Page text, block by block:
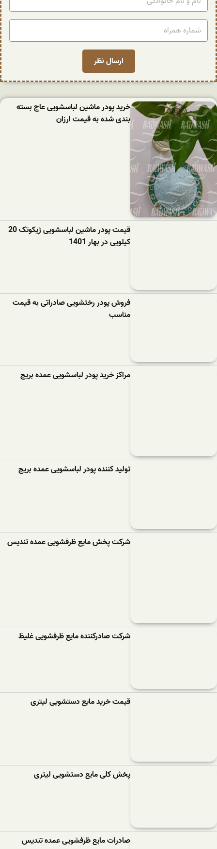
خرید پودر ماشین لباسشویی عاج بسته
بندی شده به قیمت ارزان
قیمت پودر ماشین لباسشویی ژیکوتک 20
کیلویی در بهار 1401
فروش پودر رختشویی صادراتی به قیمت
مناسب
مراکز خرید پودر لباسشویی عمده بریج
تولید کننده پودر لباسشویی عمده بریج
شرکت پخش مایع ظرفشویی عمده تندیس
شرکت صادرکننده مایع ظرفشویی غلیظ
قیمت خرید مایع دستشویی لیتری
پخش کلی مایع دستشویی لیتری
صادرات مایع ظرفشویی عمده تندیس